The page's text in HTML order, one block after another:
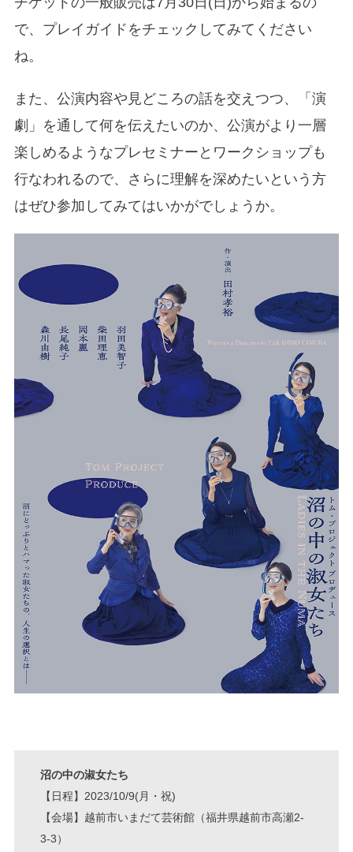
で、プレイガイドをチェックしてみてください
ね。
また、公演内容や見どころの話を交えつつ、「演
劇」を通して何を伝えたいのか、公演がより一層
楽しめるようなプレセミナーとワークショップも
行なわれるので、さらに理解を深めたいという方
はぜひ参加してみてはいかがでしょうか。
沼の中の淑女たち
【日程】2023/10/9(月・祝)
【会場】越前市いまだて芸術館（福井県越前市高瀬2-
3-3）